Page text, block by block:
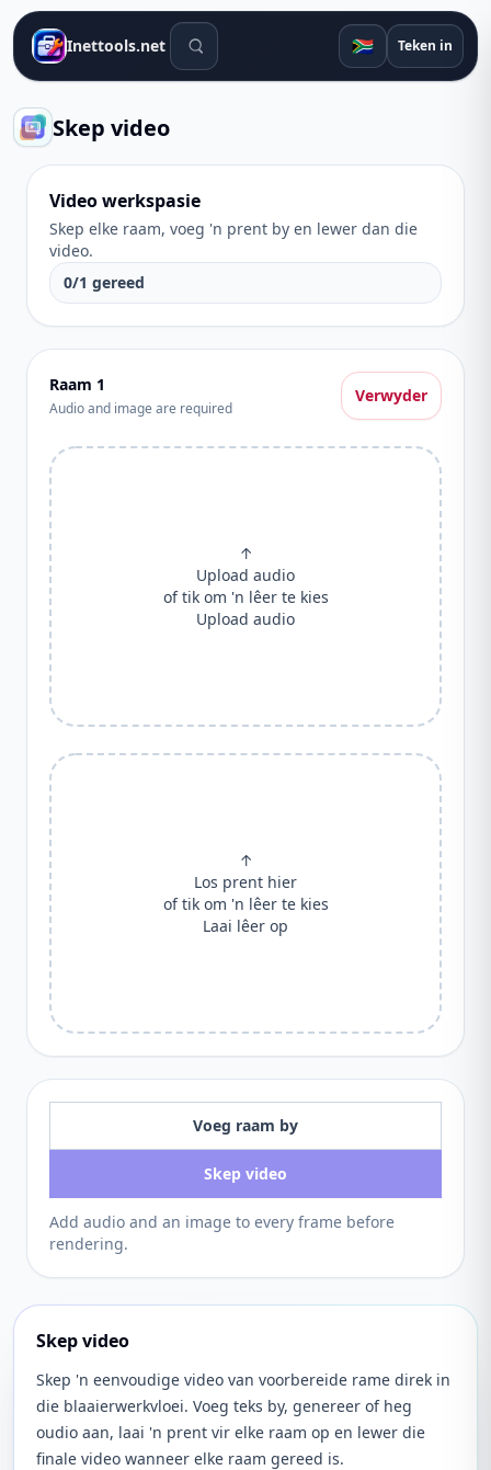
Inettools.net Soek gereedskap 🇿🇦 Teken in
Skep video
Video werkspasie
Skep elke raam, voeg 'n prent by en lewer dan die
video.
0/1 gereed
Raam 1
Audio and image are required
Verwyder
↑
Upload audio
of tik om 'n lêer te kies
Upload audio
↑
Los prent hier
of tik om 'n lêer te kies
Laai lêer op
Voeg raam by
Skep video
Add audio and an image to every frame before
rendering.
Skep video
Skep 'n eenvoudige video van voorbereide rame direk in
die blaaierwerkvloei. Voeg teks by, genereer of heg
oudio aan, laai 'n prent vir elke raam op en lewer die
finale video wanneer elke raam gereed is.